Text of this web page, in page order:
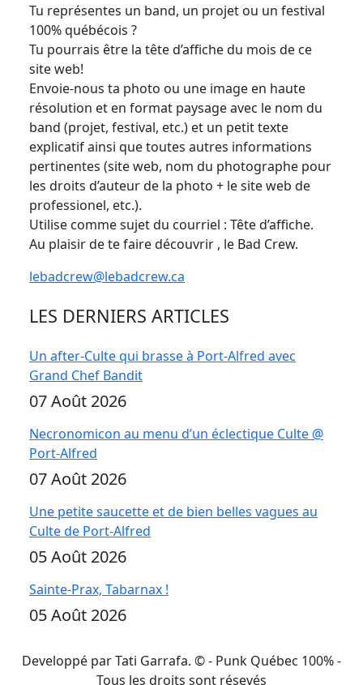
Tu représentes un band, un projet ou un festival
100% québécois ?
Tu pourrais être la tête d’affiche du mois de ce
site web!
Envoie-nous ta photo ou une image en haute
résolution et en format paysage avec le nom du
band (projet, festival, etc.) et un petit texte
explicatif ainsi que toutes autres informations
pertinentes (site web, nom du photographe pour
les droits d’auteur de la photo + le site web de
professionel, etc.).
Utilise comme sujet du courriel : Tête d’affiche.
Au plaisir de te faire découvrir , le Bad Crew.
lebadcrew@lebadcrew.ca
LES DERNIERS ARTICLES
Un after-Culte qui brasse à Port-Alfred avec
Grand Chef Bandit
07 Août 2026
Necronomicon au menu d’un éclectique Culte @
Port-Alfred
07 Août 2026
Une petite saucette et de bien belles vagues au
Culte de Port-Alfred
05 Août 2026
Sainte-Prax, Tabarnax !
05 Août 2026
Developpé par Tati Garrafa. ©- Punk Québec 100% -
Tous les droits sont résevés